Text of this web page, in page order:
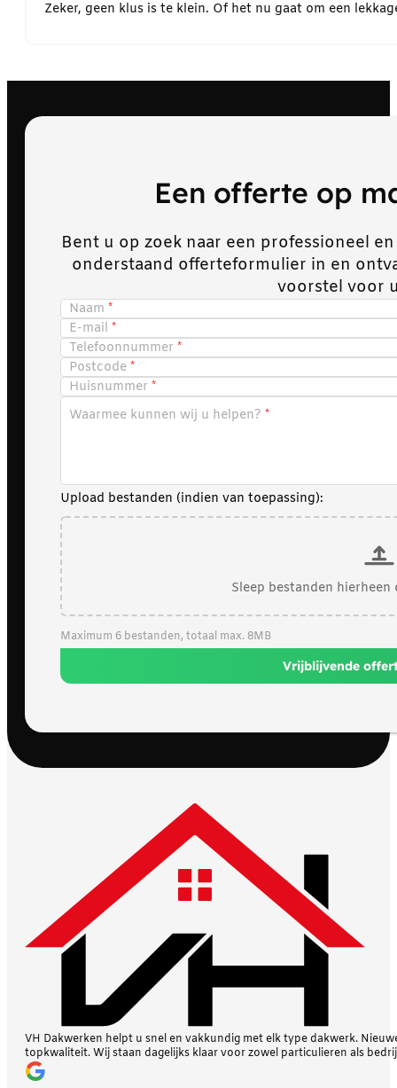
Zeker, geen klus is te klein. Of het nu gaat om een
Een offerte op
Bent u op zoek naar een professioneel
onderstaand offerteformulier in en
voorstel voor
Naam
E-mail
Telefoonnummer
Postcode
Huisnummer
Waarmee kunnen wij u helpen?
Upload bestanden (indien van toepassing):
Sleep bestanden
Maximum 6 bestanden, totaal max. 8MB
Vrijblijvende
VH Dakwerken helpt u snel en vakkundig met elk type dakwerk.
topkwaliteit. Wij staan dagelijks klaar voor zowel particulieren als